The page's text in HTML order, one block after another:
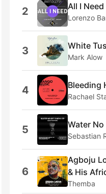
2 All I
Lorenzo
3 White
Mark Alow
4 Bleeding
Rachael
5 Water No
Sebastian
6
Agboju
& His
Themba